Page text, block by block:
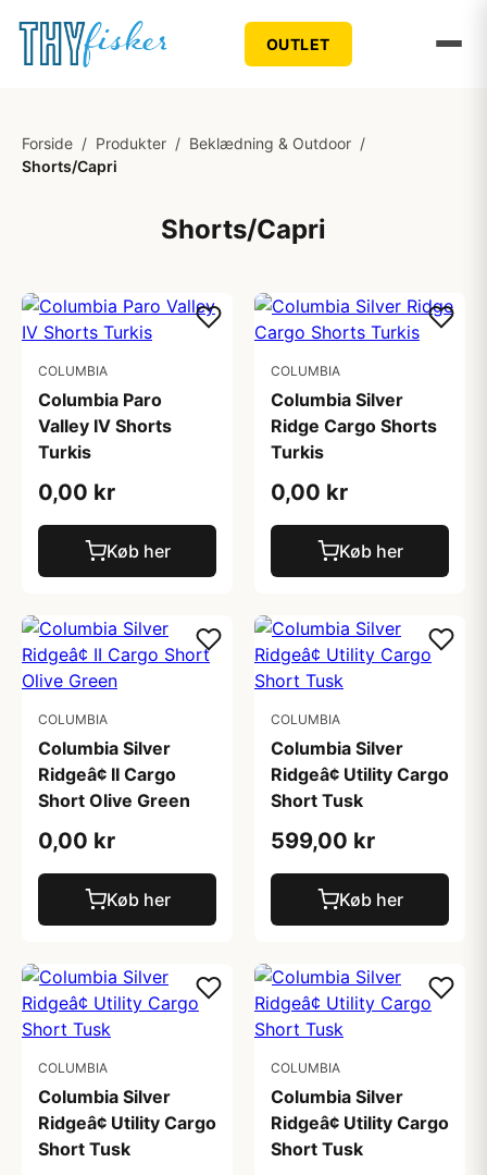
OUTLET
Forside / Produkter / Beklædning & Outdoor /
Shorts/Capri
Shorts/Capri
COLUMBIA
Columbia Paro
Valley IV Shorts
Turkis
0,00 kr
Køb her
COLUMBIA
Columbia Silver
Ridge Cargo Shorts
Turkis
0,00 kr
Køb her
COLUMBIA
Columbia Silver
Ridgeâ¢ II Cargo
Short Olive Green
0,00 kr
Køb her
COLUMBIA
Columbia Silver
Ridgeâ¢ Utility Cargo
Short Tusk
599,00 kr
Køb her
COLUMBIA
Columbia Silver
Ridgeâ¢ Utility Cargo
Short Tusk
COLUMBIA
Columbia Silver
Ridgeâ¢ Utility Cargo
Short Tusk